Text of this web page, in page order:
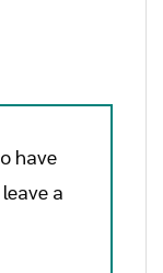
have
a